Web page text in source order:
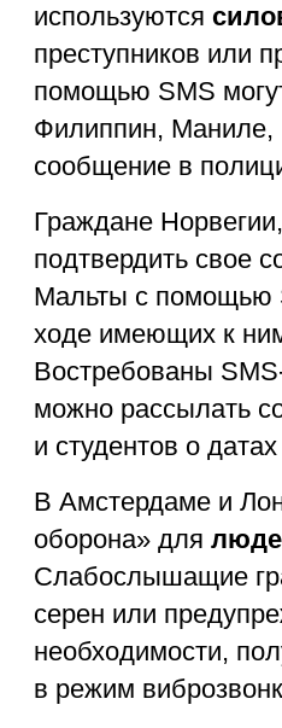
используются
преступников или
помощью SMS
Филиппин, Маниле,
сообщение в
Граждане
подтвердить свое
Мальты с помощью
ходе имеющих к
Востребованы
можно рассылать
и студентов о
В Амстердаме и
оборона» для
Слабослышащие
серен или
необходимости,
в режим